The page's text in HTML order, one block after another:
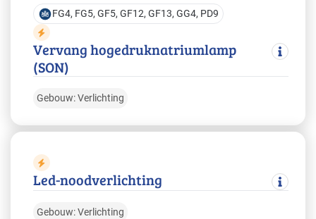
Vervang hogedruknatriumlamp
(SON)
Gebouw: Verlichting
FG4, FG5, GF5, GF12, GF13, GG4, PD9
Led-noodverlichting
Gebouw: Verlichting